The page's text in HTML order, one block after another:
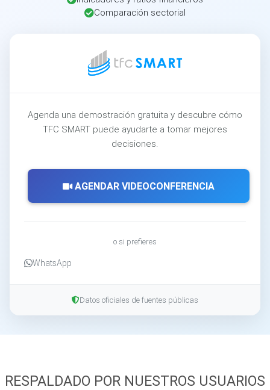
Comparación sectorial
Agenda una demostración gratuita y descubre cómo
TFC SMART puede ayudarte a tomar mejores
decisiones.
AGENDAR VIDEOCONFERENCIA
o si prefieres
WhatsApp
Datos oficiales de fuentes públicas
RESPALDADO POR NUESTROS USUARIOS